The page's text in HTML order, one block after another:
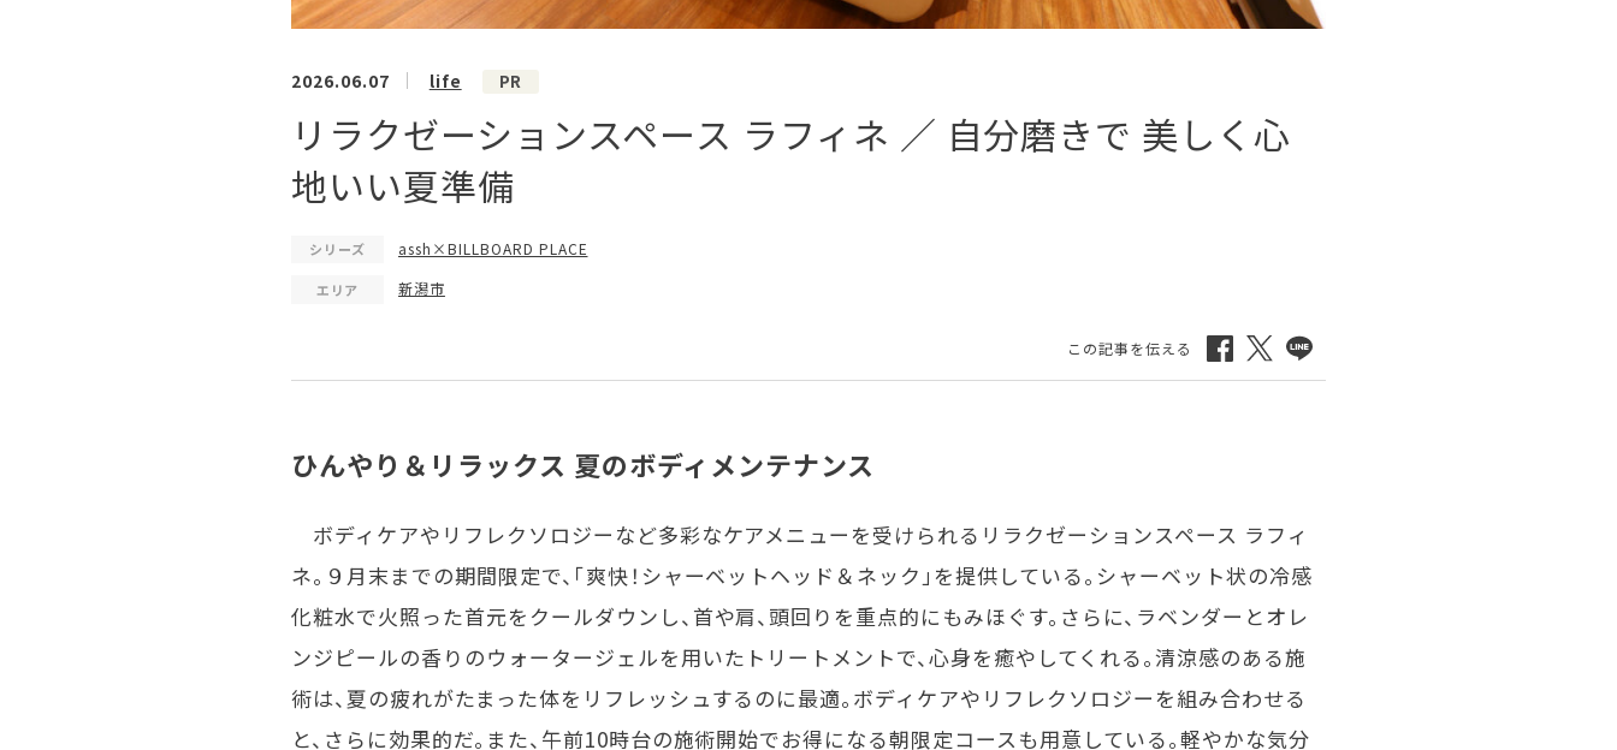
2026.06.07 life PR
リラクゼーションスペース ラフィネ ／ 自分磨きで 美しく心
地いい夏準備
シリーズ assh×BILLBOARD PLACE
エリア 新潟市
ひんやり＆リラックス 夏のボディメンテナンス
ボディケアやリフレクソロジーなど多彩なケアメニューを受けられるリラクゼーションスペース ラフィ
ネ。９月末までの期間限定で、「爽快！シャーベットヘッド＆ネック」を提供している。シャーベット状の冷感
化粧水で火照った首元をクールダウンし、首や肩、頭回りを重点的にもみほぐす。さらに、ラベンダーとオレ
ンジピールの香りのウォータージェルを用いたトリートメントで、心身を癒やしてくれる。清涼感のある施
術は、夏の疲れがたまった体をリフレッシュするのに最適。ボディケアやリフレクソロジーを組み合わせる
と、さらに効果的だ。また、午前10時台の施術開始でお得になる朝限定コースも用意している。軽やかな気分